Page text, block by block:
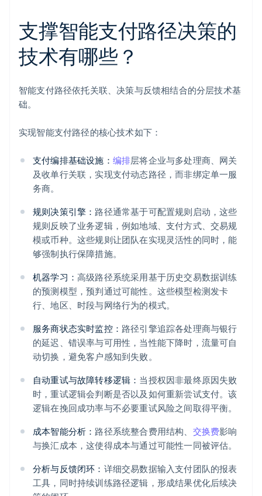
支撑智能支付路径决策的
技术有哪些？
智能支付路径依托关联、决策与反馈相结合的分层技术基
础。
实现智能支付路径的核心技术如下：
支付编排基础设施： 编排层将企业与多处理商、网关
及收单行关联，实现支付动态路径，而非绑定单一服
务商。
规则决策引擎： 路径通常基于可配置规则启动，这些
规则反映了业务逻辑，例如地域、支付方式、交易规
模或币种。这些规则让团队在实现灵活性的同时，能
够强制执行保障措施。
机器学习： 高级路径系统采用基于历史交易数据训练
的预测模型，预判通过可能性。这些模型检测发卡
行、地区、时段与网络行为的模式。
服务商状态实时监控： 路径引擎追踪各处理商与银行
的延迟、错误率与可用性，当性能下降时，流量可自
动切换，避免客户感知到失败。
自动重试与故障转移逻辑： 当授权因非最终原因失败
时，重试逻辑会判断是否以及如何重新尝试支付。该
逻辑在挽回成功率与不必要重试风险之间取得平衡。
成本智能分析： 路径系统整合费用结构、 交换费影响
与换汇成本，这使得成本与通过可能性一同被评估。
分析与反馈闭环： 详细交易数据输入支付团队的报表
工具，同时持续训练路径逻辑，形成结果优化后续决